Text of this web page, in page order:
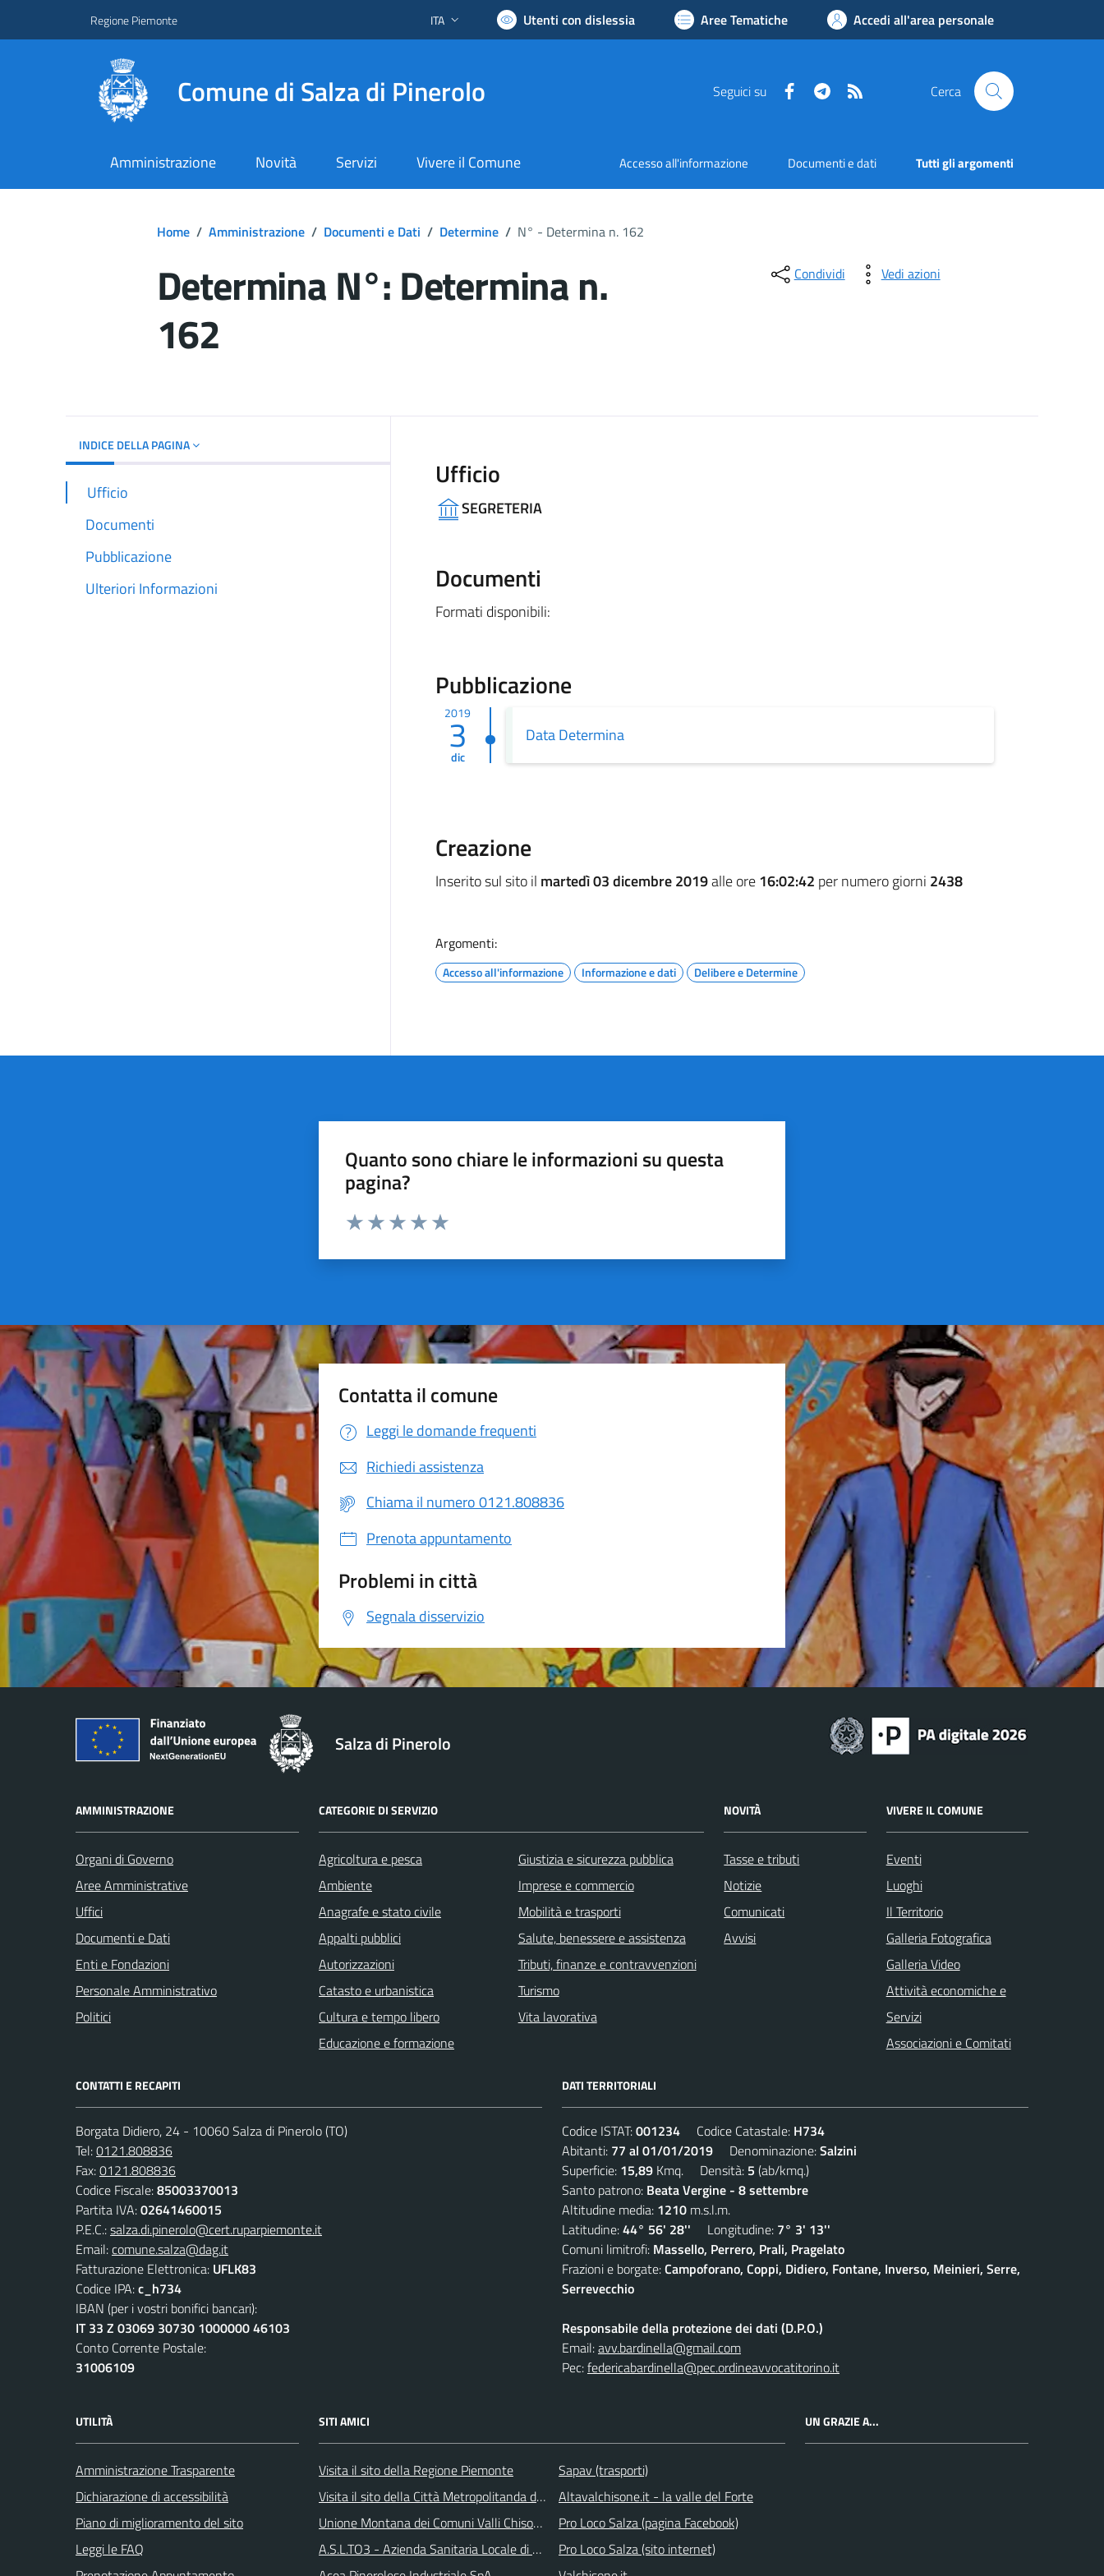
Regione Piemonte Lingua attiva:
ITA Utenti con dislessia Aree Tematiche Accedi all'area personale
Comune di Salza di Pinerolo Seguici su FacebookTelegram Cerca
Amministrazione Novità Servizi Vivere il Comune Accesso all'informazione Documenti e dati Tutti gli argomenti
Home / Amministrazione / Documenti e Dati / Determine / N° - Determina n. 162
Determina N°: Determina n.
162
Condividi Vedi azioni
INDICE DELLA PAGINA
Ufficio
Documenti
Pubblicazione
Ulteriori Informazioni
Ufficio
SEGRETERIA
Documenti
Formati disponibili:
Pubblicazione
2019
3
dic
Data Determina
Creazione
Inserito sul sito il martedì 03 dicembre 2019alle ore16:02:42 per numero giorni 2438
Argomenti:
Accesso all'informazione Informazione e dati Delibere e Determine
Quanto sono chiare le informazioni su questa
pagina?
Valuta da 1 a 5 stelle la pagina
Contatta il comune
Leggi le domande frequenti
Richiedi assistenza
Chiama il numero 0121.808836
Prenota appuntamento
Problemi in città
Segnala disservizio
Salza di Pinerolo
AMMINISTRAZIONE
Organi di Governo
Aree Amministrative
Uffici
Documenti e Dati
Enti e Fondazioni
Personale Amministrativo
Politici
CATEGORIE DI SERVIZIO
Agricoltura e pesca
Ambiente
Anagrafe e stato civile
Appalti pubblici
Autorizzazioni
Catasto e urbanistica
Cultura e tempo libero
Educazione e formazione
Giustizia e sicurezza pubblica
Imprese e commercio
Mobilità e trasporti
Salute, benessere e assistenza
Tributi, finanze e contravvenzioni
Turismo
Vita lavorativa
NOVITÀ
Tasse e tributi
Notizie
Comunicati
Avvisi
VIVERE IL COMUNE
Eventi
Luoghi
Il Territorio
Galleria Fotografica
Galleria Video
Attività economiche e
Servizi
Associazioni e Comitati
CONTATTI E RECAPITI
Borgata Didiero, 24 - 10060 Salza di Pinerolo (TO)
Tel:0121.808836
Fax:0121.808836
Codice Fiscale:85003370013
Partita IVA:02641460015
P.E.C.:salza.di.pinerolo@cert.ruparpiemonte.it
Email:comune.salza@dag.it
Fatturazione Elettronica: UFLK83
Codice IPA:c_h734
IBAN (per i vostri bonifici bancari):
IT 33 Z 03069 30730 1000000 46103
Conto Corrente Postale:
31006109
DATI TERRITORIALI
Codice ISTAT:001234 Codice Catastale: H734
Abitanti: 77 al 01/01/2019 Denominazione:Salzini
Superficie: 15,89 Kmq. Densità: 5 (ab/kmq.)
Santo patrono: Beata Vergine - 8 settembre
Altitudine media: 1210 m.s.l.m.
Latitudine:44° 56' 28'' Longitudine: 7° 3' 13''
Comuni limitrofi: Massello, Perrero, Prali, Pragelato
Frazioni e borgate:Campoforano, Coppi, Didiero, Fontane, Inverso, Meinieri, Serre,
Serrevecchio
Responsabile della protezione dei dati (D.P.O.)
Email:avv.bardinella@gmail.com
Pec:federicabardinella@pec.ordineavvocatitorino.it
UTILITÀ
Amministrazione Trasparente
Dichiarazione di accessibilità
Piano di miglioramento del sito
Leggi le FAQ
SITI AMICI
Visita il sito della Regione Piemonte
Visita il sito della Città Metropolitanda di Torino
Unione Montana dei Comuni Valli Chisone e Germanasca
A.S.L.TO3 - Azienda Sanitaria Locale di Collegno e Pinerolo
Sapav (trasporti)
Altavalchisone.it - la valle del Forte
Pro Loco Salza (pagina Facebook)
Pro Loco Salza (sito internet)
UN GRAZIE A...